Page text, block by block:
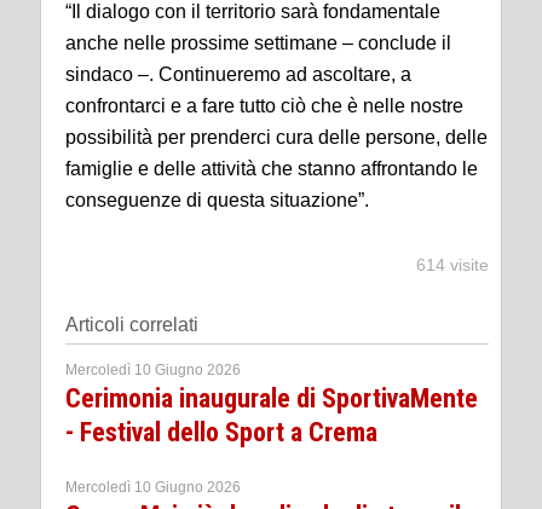
“Il dialogo con il territorio sarà fondamentale
anche nelle prossime settimane – conclude il
sindaco –. Continueremo ad ascoltare, a
confrontarci e a fare tutto ciò che è nelle nostre
possibilità per prenderci cura delle persone, delle
famiglie e delle attività che stanno affrontando le
conseguenze di questa situazione”.
614 visite
Articoli correlati
Mercoledì 10 Giugno 2026
Cerimonia inaugurale di SportivaMente
- Festival dello Sport a Crema
Mercoledì 10 Giugno 2026